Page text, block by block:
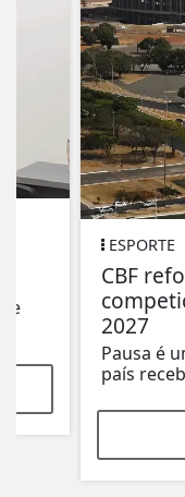
ESPORTE
CBF reforça
Pausa é uma
país receba o